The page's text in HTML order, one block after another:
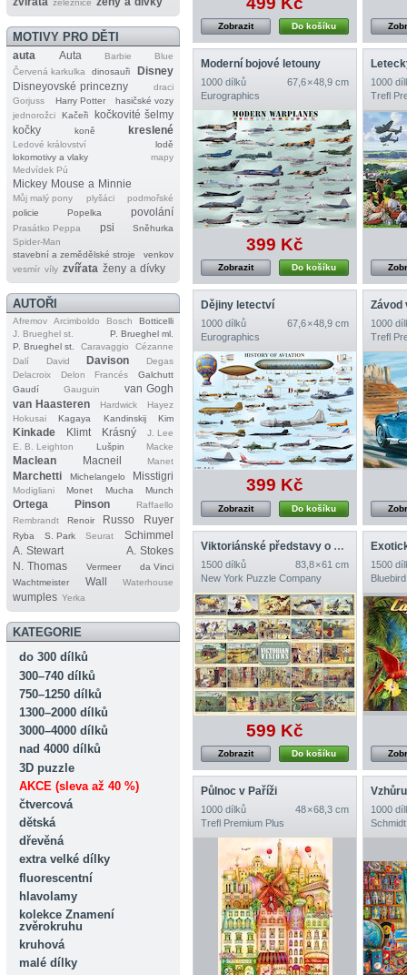
železnice
MOTIVY PRO DĚTI
auta Auta Barbie
Blue
Červená karkulka
dinosauři
Disney
Disneyovské princezny
draci
Gorjuss
Harry Potter
hasičské vozy
jednorožci
Kačeři
kočkovité šelmy
kočky
koně kreslené
Ledové království
lodě
lokomotivy a vlaky
mapy
Medvídek Pú
Mickey Mouse a Minnie
Můj malý pony plyšáci
podmořské
policie
Popelka povolání
Prasátko Peppa psi
Sněhurka
Spider‐Man
stavební a zemědělské stroje
venkov
vesmír víly zvířata ženy a dívky
AUTOŘI
Afremov Arcimboldo Bosch
Botticelli
J. Brueghel st.
P. Brueghel ml.
P. Brueghel st.
Caravaggio
Cézanne
Dalí
David Davison
Degas
Delacroix
Delon Francés
Galchutt
Gaudí
Gauguin
van Gogh
van Haasteren
Hardwick
Hayez
Hokusai
Kagaya Kandinskij Kim
Kinkade Klimt Krásný
J. Lee
E. B. Leighton
Lušpin Macke
Maclean Macneil Manet
Marchetti Michelangelo Misstigri
Modigliani Monet Mucha Munch
Ortega Pinson
Raffaello
Rembrandt
Renoir Russo Ruyer
Ryba S. Park Seurat
Schimmel
A. Stewart
A. Stokes
N. Thomas
Vermeer
da Vinci
Wachtmeister
Wall Waterhouse
wumples Yerka
KATEGORIE
do 300 dílků
300–740 dílků
750–1250 dílků
1300–2000 dílků
3000–4000 dílků
nad 4000 dílků
3D puzzle
AKCE (sleva až 40 %)
čtvercová
dětská
dřevěná
extra velké dílky
fluorescentní
hlavolamy
kolekce Znamení
zvěrokruhu
kruhová
malé dílky
Do košíku
Zobrazit
Moderní bojové letouny
1000 dílků
67,6 × 48,9 cm
Eurographics
399 Kč
Do košíku
Zobrazit
1000
Trefl
Dějiny letectví
1000 dílků
67,6 × 48,9 cm
Eurographics
399 Kč
Do košíku
Zobrazit
Závod
1000
Trefl
Viktoriánské představy o budoucnosti
1500 dílků
83,8 × 61 cm
New York Puzzle Company
599 Kč
Do košíku
Zobrazit
1500
Půlnoc v Paříži
1000 dílků
48 × 68,3 cm
Trefl Premium Plus
1000
Schmidt